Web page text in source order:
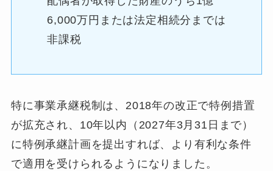
6,000万円または法定相続分までは
非課税
特に事業承継税制は、2018年の改正で特例措置
が拡充され、10年以内（2027年3月31日まで）
に特例承継計画を提出すれば、より有利な条件
で適用を受けられるようになりました。